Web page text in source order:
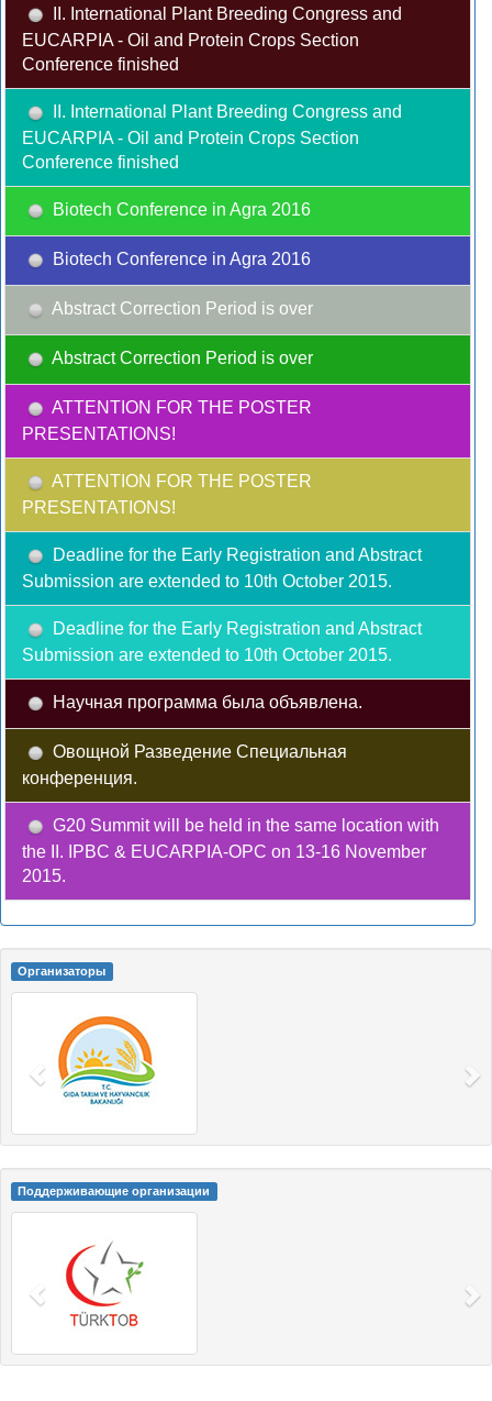
II. International Plant Breeding Congress and
EUCARPIA - Oil and Protein Crops Section
Conference finished
II. International Plant Breeding Congress and
EUCARPIA - Oil and Protein Crops Section
Conference finished
Biotech Conference in Agra 2016
Biotech Conference in Agra 2016
Abstract Correction Period is over
Abstract Correction Period is over
ATTENTION FOR THE POSTER
PRESENTATIONS!
ATTENTION FOR THE POSTER
PRESENTATIONS!
Deadline for the Early Registration and Abstract
Submission are extended to 10th October 2015.
Deadline for the Early Registration and Abstract
Submission are extended to 10th October 2015.
Научная программа была объявлена.
Овощной Разведение Специальная
конференция.
G20 Summit will be held in the same location with
the II. IPBC & EUCARPIA-OPC on 13-16 November
2015.
Oрганизаторы
Поддерживающие организации